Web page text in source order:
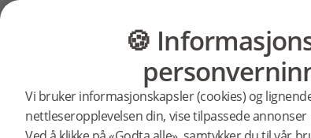
GULV MØBLER
🍪
Vi bruker informasjonskapsler (cookies) og
nettleseropplevelsen din, vise tilpassede
Den
Den øverste
hvorfor?
For å beskytte overflaten på plankene i